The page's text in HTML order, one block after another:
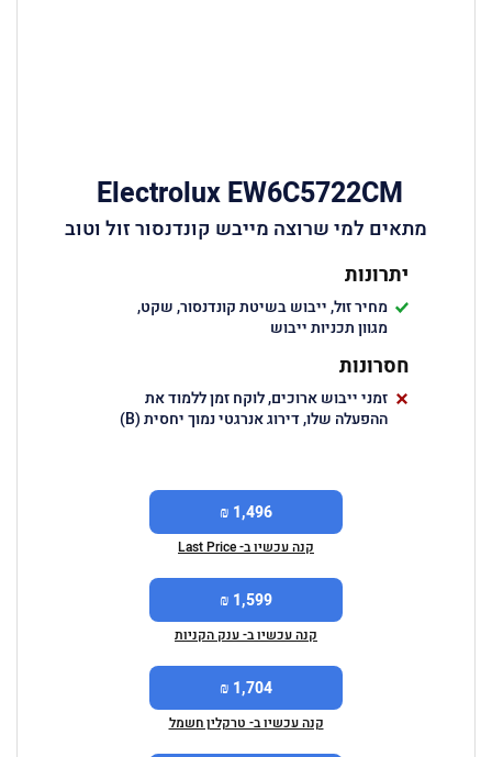
Electrolux EW6C5722CM ‏
מתאים למי שרוצה מייבש קונדנסור זול וטוב
יתרונות
מחיר זול, ייבוש בשיטת קונדנסור, שקט,
מגוון תכניות ייבוש
חסרונות
זמני ייבוש ארוכים, לוקח זמן ללמוד את
ההפעלה שלו, דירוג אנרגטי נמוך יחסית (B)
1,496 ₪
קנה עכשיו ב- Last Price
1,599 ₪
קנה עכשיו ב- ענק הקניות
1,704 ₪
קנה עכשיו ב- טרקלין חשמל